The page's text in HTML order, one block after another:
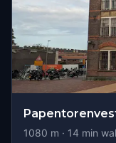
1080 m · 14 min